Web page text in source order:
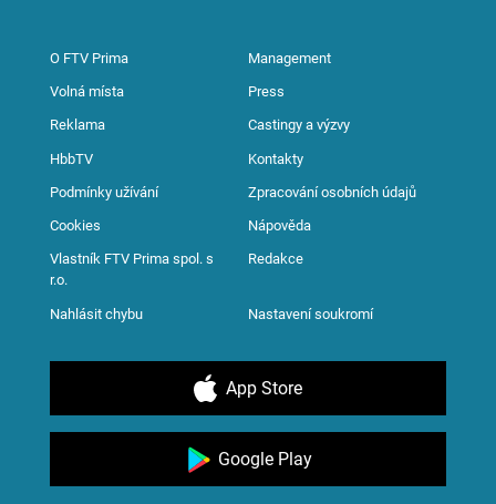
O FTV Prima Management
Volná místa Press
Reklama Castingy a výzvy
HbbTV Kontakty
Podmínky užívání Zpracování osobních údajů
Cookies Nápověda
Vlastník FTV Prima spol. s
r.o.
Redakce
Nahlásit chybu Nastavení soukromí
App Store
Google Play